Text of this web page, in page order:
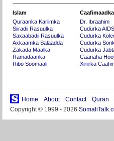
Islam
Quraanka Kariimka
Siiradii Rasuulka
Saxaabadii Rasuulka
Axkaamka Salaadda
Zakada Maalka
Ramadaanka
Ribo Soomaali
Caafimaadka
Dr. Ibraahim
Cudurka AIDS
Cudurka
Cudurka
Cudurka
Caanaha
Xiriirka
Home About Contact Quran
Copyright © 1999 - 2026